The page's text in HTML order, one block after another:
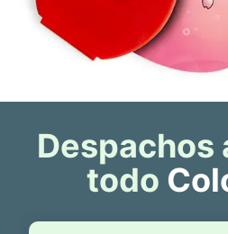
Despachos
todo